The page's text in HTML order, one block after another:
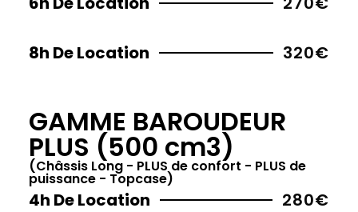
8h De Location 320€
GAMME BAROUDEUR
PLUS (500 cm3)
(Châssis Long - PLUS de confort - PLUS de
puissance - Topcase)
4h De Location 280€